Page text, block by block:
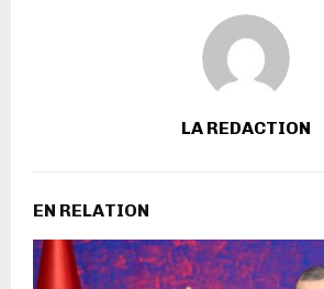
LA REDACTION
EN RELATION